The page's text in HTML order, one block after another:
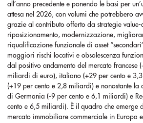
all’anno precedente e ponendo le basi per
attesa nel 2026, con volumi che potrebbero
grazie al contributo offerto da strategie
riposizionamento, modernizzazione,
riqualificazione funzionale di asset
maggiori rischi locativi e obsolescenza
dal positivo andamento del mercato francese
miliardi di euro), italiano (+29 per cento e
(+19 per cento e 2,8 miliardi) e nonostante la
di Germania (-9 per cento e 6,1 miliardi) e
cento e 6,5 miliardi). È il quadro che emerge
mercato immobiliare commerciale in Europa